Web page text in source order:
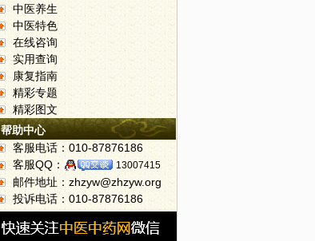
中医养生
中医特色
在线咨询
实用查询
康复指南
精彩专题
精彩图文
帮助中心
客服电话：010-87876186
客服QQ：
13007415
邮件地址：zhzyw@zhzyw.org
投诉电话：010-87876186